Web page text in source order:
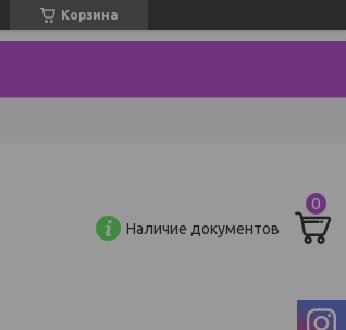
Корзина
Наличие документов